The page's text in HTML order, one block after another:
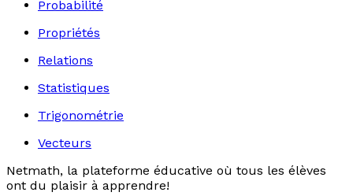
Probabilité
Propriétés
Relations
Statistiques
Trigonométrie
Vecteurs
Netmath, la plateforme éducative où tous les élèves
ont du plaisir à apprendre!